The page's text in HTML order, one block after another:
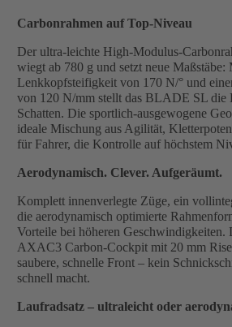
Carbonrahmen auf Top-Niveau
Der ultra-leichte High-Modulus-
wiegt ab 780 g und setzt neue Maßstäbe:
Lenkkopfsteifigkeit von 170 N/° und
von 120 N/mm stellt das BLADE SL die
Schatten. Die sportlich-ausgewogene
ideale Mischung aus Agilität,
für Fahrer, die Kontrolle auf höchstem
Aerodynamisch. Clever. Aufgeräumt.
Komplett innenverlegte Züge, ein
die aerodynamisch optimierte
Vorteile bei höheren Geschwindigkeiten.
AXAC3 Carbon-Cockpit mit 20 mm
saubere, schnelle Front – kein
schnell macht.
Laufradsatz – ultraleicht oder